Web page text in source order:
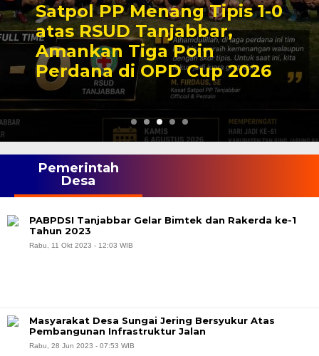
Satpol PP Menang Tipis 1-0
atas RSUD Tanjabbar,
Amankan Tiga Poin
Perdana di OPD Cup 2026
Pemerintah
Desa
PABPDSI Tanjabbar Gelar Bimtek dan Rakerda ke-1
Tahun 2023
Rabu, 11 Okt 2023 - 12:03 WIB
Masyarakat Desa Sungai Jering Bersyukur Atas
Pembangunan Infrastruktur Jalan
Rabu, 28 Jun 2023 - 07:53 WIB